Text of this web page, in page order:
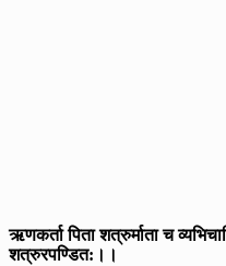
ऋणकर्ता पिता शत्रुर्माता च
शत्रुरपण्डित:।।